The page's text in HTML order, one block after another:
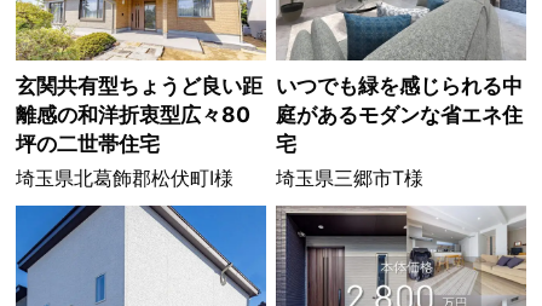
玄関共有型ちょうど良い距
離感の和洋折衷型広々80
坪の二世帯住宅
埼玉県北葛飾郡松伏町I様
いつでも緑を感じられる中
庭があるモダンな省エネ住
宅
埼玉県三郷市T様